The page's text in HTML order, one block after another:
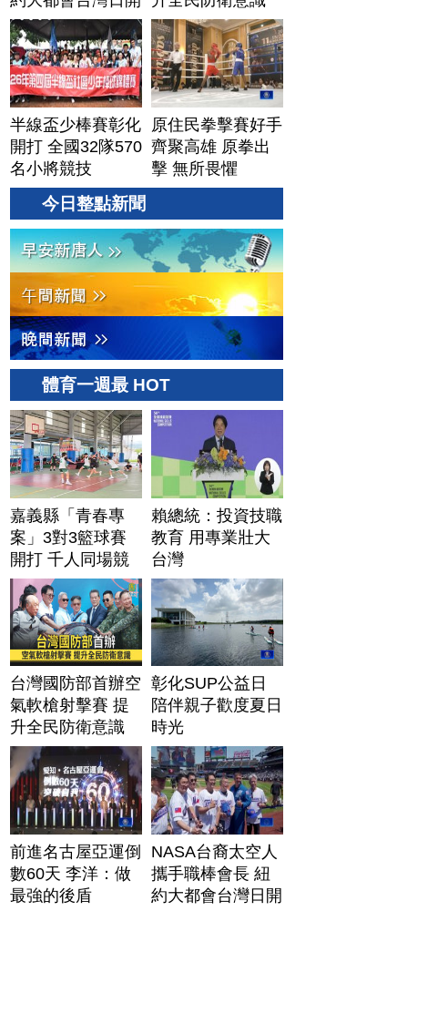
球
半線盃少棒賽彰化
開打 全國32隊570
名小將競技
原住民拳擊賽好手
齊聚高雄 原拳出
擊 無所畏懼
今日整點新聞
體育一週最 HOT
嘉義縣「青春專
案」3對3籃球賽
開打 千人同場競
技
賴總統：投資技職
教育 用專業壯大
台灣
台灣國防部首辦空
氣軟槍射擊賽 提
升全民防衛意識
彰化SUP公益日
陪伴親子歡度夏日
時光
前進名古屋亞運倒
數60天 李洋：做
最強的後盾
NASA台裔太空人
攜手職棒會長 紐
約大都會台灣日開